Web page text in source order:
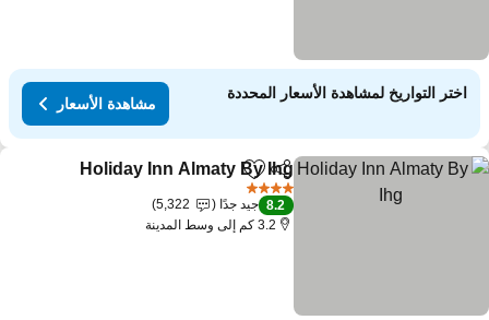
اختر التواريخ لمشاهدة الأسعار المحددة
مشاهدة الأسعار
مشاركةAdd to favorites
Holiday Inn Almaty By Ihg
8.2 جيد جدًا
5,322
3.2 كم إلى وسط المدينة